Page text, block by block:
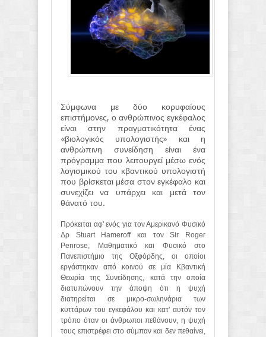
Σύμφωνα με δύο κορυφαίους
επιστήμονες, ο ανθρώπινος εγκέφαλος
είναι στην πραγματικότητα ένας
«βιολογικός υπολογιστής» και η
ανθρώπινη συνείδηση είναι ένα
πρόγραμμα που λειτουργεί μέσω ενός
λογισμικού του κβαντικού υπολογιστή
που βρίσκεται μέσα στον εγκέφαλο και
συνεχίζει να υπάρχει και μετά τον
θάνατό του.
Πρόκειται αφ' ενός για τον Αμερικανό Φυσικό
Δρ Stuart Hameroff και τον Sir Roger
Penrose, Μαθηματικό και Φυσικό στο
Πανεπιστήμιο της Οξφόρδης, οι οποίοι
εργάστηκαν από κοινού σε μία Κβαντική
Θεωρία της Συνείδησης, κατά την οποία
διατυπώνουν την άποψη ότι η ψυχή
διατηρείται σε μικρο-σωληνάρια των
κυττάρων του εγκεφάλου και κατ' αυτόν τον
τρόπο όταν οι άνθρωποι πεθάνουν, η ψυχή
τους επιστρέφει στο σύμπαν και δεν πεθαίνει,